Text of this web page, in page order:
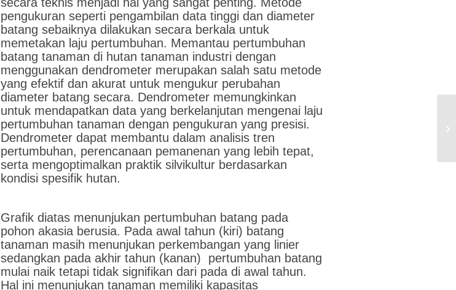
pengukuran seperti pengambilan data tinggi dan diameter
batang sebaiknya dilakukan secara berkala untuk
memetakan laju pertumbuhan. Memantau pertumbuhan
batang tanaman di hutan tanaman industri dengan
menggunakan dendrometer merupakan salah satu metode
yang efektif dan akurat untuk mengukur perubahan
diameter batang secara. Dendrometer memungkinkan
untuk mendapatkan data yang berkelanjutan mengenai laju
pertumbuhan tanaman dengan pengukuran yang presisi.
Dendrometer dapat membantu dalam analisis tren
pertumbuhan, perencanaan pemanenan yang lebih tepat,
serta mengoptimalkan praktik silvikultur berdasarkan
kondisi spesifik hutan.
Grafik diatas menunjukan pertumbuhan batang pada
pohon akasia berusia. Pada awal tahun (kiri) batang
tanaman masih menunjukan perkembangan yang linier
sedangkan pada akhir tahun (kanan) pertumbuhan batang
mulai naik tetapi tidak signifikan dari pada di awal tahun.
Hal ini menunjukan tanaman memiliki kapasitas